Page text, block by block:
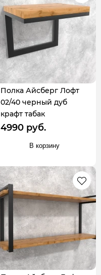
Полка Айсберг Лофт
02/40 черный дуб
крафт табак
4990 руб.
В корзину